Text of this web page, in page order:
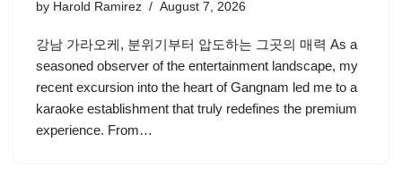
by Harold Ramirez August 7, 2026
강남 가라오케, 분위기부터 압도하는 그곳의 매력 As a
seasoned observer of the entertainment landscape, my
recent excursion into the heart of Gangnam led me to a
karaoke establishment that truly redefines the premium
experience. From…